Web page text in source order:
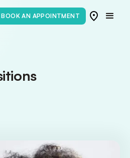
BOOK AN APPOINTMENT